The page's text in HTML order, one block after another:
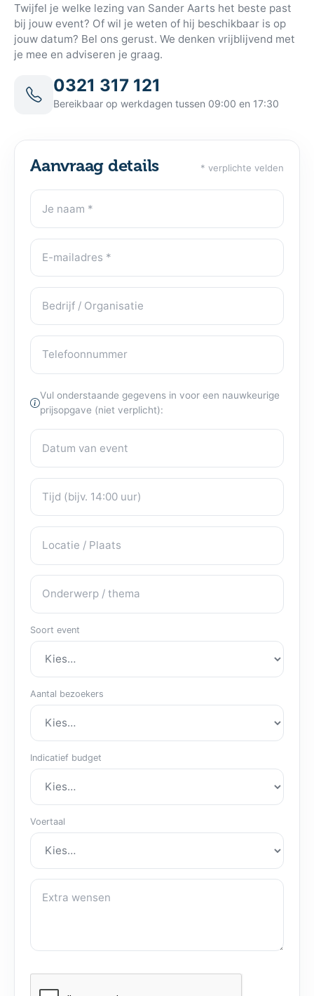
Twijfel je welke lezing van Sander Aarts het beste past
bij jouw event? Of wil je weten of hij beschikbaar is op
jouw datum? Bel ons gerust. We denken vrijblijvend met
je mee en adviseren je graag.
0321 317 121
Bereikbaar op werkdagen tussen 09:00 en 17:30
Aanvraag details * verplichte velden
Contactgegevens
Je naam
E-mailadres
Bedrijf / Organisatie
Telefoonnummer
Vul onderstaande gegevens in voor een nauwkeurige
prijsopgave (niet verplicht):
Eventdetails
Datum van event
Tijd
Locatie / Plaats
Onderwerp / thema
Soort event
Aantal bezoekers
Indicatief budget
Voertaal
Extra wensen